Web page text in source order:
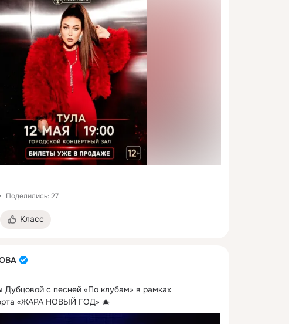
Поделились: 27
Класс
Дубцовой с песней «По клубам» в рамках
«ЖАРА НОВЫЙ ГОД» 🎄